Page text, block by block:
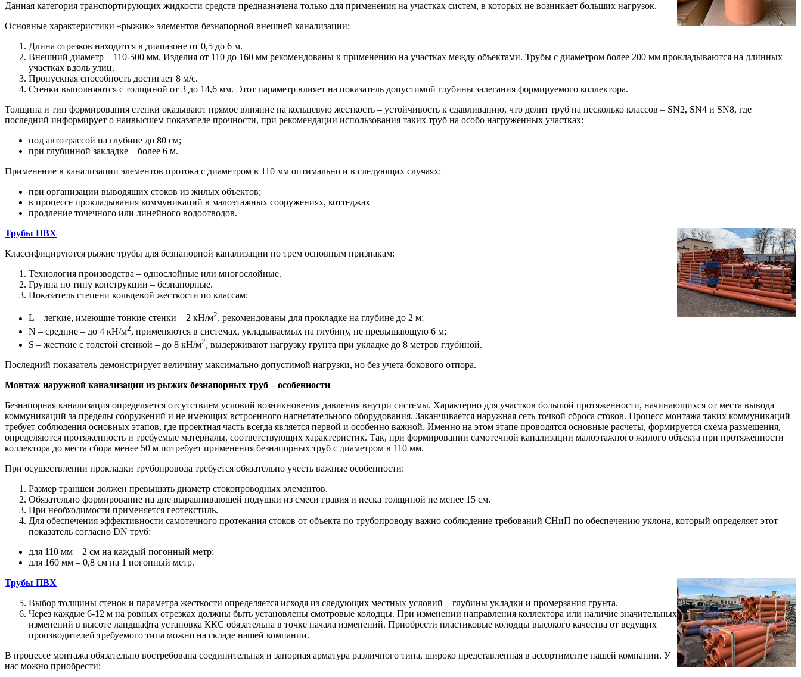
Данная категория транспортирующих жидкости средств предназначена только для применения на участках систем, в которых не возникает больших нагрузок.
Основные характеристики «рыжик» элементов безнапорной внешней канализации:
Длина отрезков находится в диапазоне от 0,5 до 6 м.
Внешний диаметр – 110-500 мм. Изделия от 110 до 160 мм рекомендованы к применению на участках между объектами. Трубы с диаметром более 200 мм прокладываются на длинных
участках вдоль улиц.
Пропускная способность достигает 8 м/с.
Стенки выполняются с толщиной от 3 до 14,6 мм. Этот параметр влияет на показатель допустимой глубины залегания формируемого коллектора.
Толщина и тип формирования стенки оказывают прямое влияние на кольцевую жесткость – устойчивость к сдавливанию, что делит труб на несколько классов – SN2, SN4 и SN8, где
последний информирует о наивысшем показателе прочности, при рекомендации использования таких труб на особо нагруженных участках:
под автотрассой на глубине до 80 см;
при глубинной закладке – более 6 м.
Применение в канализации элементов протока с диаметром в 110 мм оптимально и в следующих случаях:
при организации выводящих стоков из жилых объектов;
в процессе прокладывания коммуникаций в малоэтажных сооружениях, коттеджах
продление точечного или линейного водоотводов.
Трубы ПВХ
Классифицируются рыжие трубы для безнапорной канализации по трем основным признакам:
Технология производства – однослойные или многослойные.
Группа по типу конструкции – безнапорные.
Показатель степени кольцевой жесткости по классам:
L – легкие, имеющие тонкие стенки – 2 кН/м2, рекомендованы для прокладке на глубине до 2 м;
N – средние – до 4 кН/м2, применяются в системах, укладываемых на глубину, не превышающую 6 м;
S – жесткие с толстой стенкой – до 8 кН/м2, выдерживают нагрузку грунта при укладке до 8 метров глубиной.
Последний показатель демонстрирует величину максимально допустимой нагрузки, но без учета бокового отпора.
Монтаж наружной канализации из рыжих безнапорных труб – особенности
Безнапорная канализация определяется отсутствием условий возникновения давления внутри системы. Характерно для участков большой протяженности, начинающихся от места вывода
коммуникаций за пределы сооружений и не имеющих встроенного нагнетательного оборудования. Заканчивается наружная сеть точкой сброса стоков. Процесс монтажа таких коммуникаций
требует соблюдения основных этапов, где проектная часть всегда является первой и особенно важной. Именно на этом этапе проводятся основные расчеты, формируется схема размещения,
определяются протяженность и требуемые материалы, соответствующих характеристик. Так, при формировании самотечной канализации малоэтажного жилого объекта при протяженности
коллектора до места сбора менее 50 м потребует применения безнапорных труб с диаметром в 110 мм.
При осуществлении прокладки трубопровода требуется обязательно учесть важные особенности:
Размер траншеи должен превышать диаметр стокопроводных элементов.
Обязательно формирование на дне выравнивающей подушки из смеси гравия и песка толщиной не менее 15 см.
При необходимости применяется геотекстиль.
Для обеспечения эффективности самотечного протекания стоков от объекта по трубопроводу важно соблюдение требований СНиП по обеспечению уклона, который определяет этот
показатель согласно DN труб:
для 110 мм – 2 см на каждый погонный метр;
для 160 мм – 0,8 см на 1 погонный метр.
Трубы ПВХ
Выбор толщины стенок и параметра жесткости определяется исходя из следующих местных условий – глубины укладки и промерзания грунта.
Через каждые 6-12 м на ровных отрезках должны быть установлены смотровые колодцы. При изменении направления коллектора или наличие значительных
изменений в высоте ландшафта установка ККС обязательна в точке начала изменений. Приобрести пластиковые колодцы высокого качества от ведущих
производителей требуемого типа можно на складе нашей компании.
В процессе монтажа обязательно востребована соединительная и запорная арматура различного типа, широко представленная в ассортименте нашей компании. У
нас можно приобрести: